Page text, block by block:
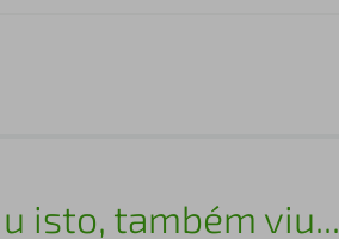
isto, também viu...